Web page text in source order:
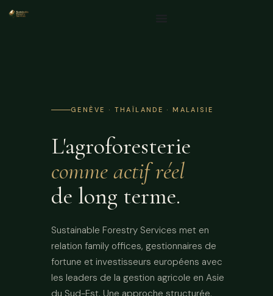
GENÈVE · THAÏLANDE · MALAISIE
L'agroforesterie
comme actif réel
de long terme.
Sustainable Forestry Services met en
relation family offices, gestionnaires de
fortune et investisseurs européens avec
les leaders de la gestion agricole en Asie